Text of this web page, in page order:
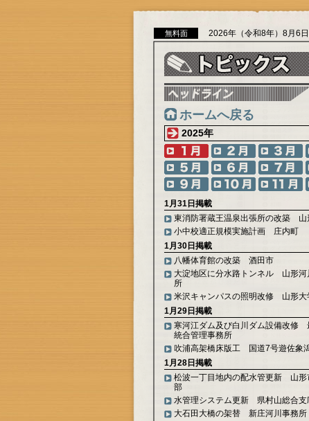
無料面 2026年（令和8年）8月6
ホームへ戻る
2025年
1月31日掲載
東消防署蔵王温泉出張所の改築 山
小中校適正規模実施計画 庄内町
1月30日掲載
八幡体育館の改築 酒田市
大淀地区に分水路トンネル 山形河
所
米沢キャンパスの照明改修 山形大
1月29日掲載
寒河江ダム及び白川ダム設備改修
統合管理事務所
吹浦高架橋床版工 国道7号遊佐象
1月28日掲載
松波一丁目地内の配水管更新 山形
部
水管理システム更新 県村山総合支
大石田大橋の架替 新庄河川事務所